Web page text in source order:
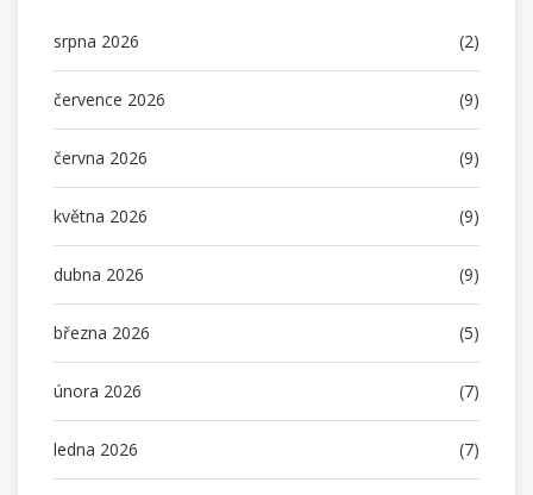
srpna 2026 (2)
července 2026 (9)
června 2026 (9)
května 2026 (9)
dubna 2026 (9)
března 2026 (5)
února 2026 (7)
ledna 2026 (7)